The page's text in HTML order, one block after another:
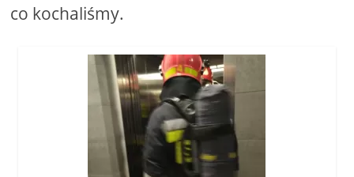
co kochaliśmy.